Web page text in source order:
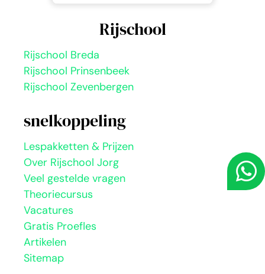
Rijschool
Rijschool Breda
Rijschool Prinsenbeek
Rijschool Zevenbergen
snelkoppeling
Lespakketten & Prijzen
Over Rijschool Jorg
Veel gestelde vragen
Theoriecursus
Vacatures
Gratis Proefles
Artikelen
Sitemap